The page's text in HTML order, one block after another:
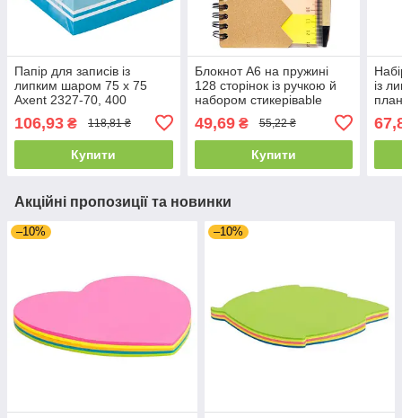
Папір для записів із
липким шаром 75 х 75
Axent 2327-70, 400
106,93 ₴ 118,81 ₴
Купити
Блокнот А6 на пружині
128 сторінок із ручкою й
набором стикерівable
49,69₴ 55,22 ₴
Купити
із
Акційні пропозиції та новинки
–10% –10%